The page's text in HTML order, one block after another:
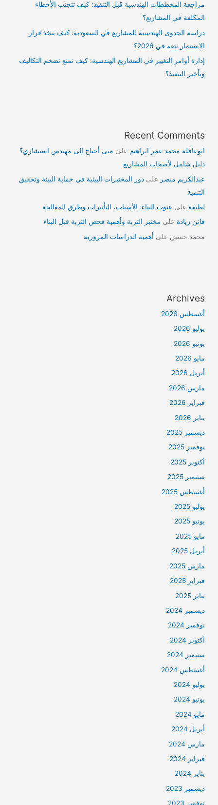
مراجعة المخططات الهندسية قبل التنفيذ: كيف تتجنب الأخطاء
المكلفة في المشاريع؟
دراسة الجدوى الهندسية للمشاريع في السعودية: كيف تتخذ قرار
الاستثمار بثقة في 2026؟
إدارة أوامر التغيير في المشاريع الهندسية: كيف تمنع تضخم التكاليف
وتأخير التنفيذ؟
Recent Comments
ابوعاقله محمد عمر ابراهيم على متى أحتاج إلى مهندس استشاري؟
دليل شامل لأصحاب المشاريع
عبدالكريم منصر علىدور المختبرات البيئية في حماية البيئة وتحقيق
التنمية
لطيفة على عيوب البناء: الأسباب، التأثيرات وطرق المعالجة
فاتن زيادة على مختبر التربة وأهمية فحص التربة قبل البناء
محمد حسين على أهمية الدراسات المرورية
Archives
أغسطس 2026
يوليو 2026
يونيو 2026
مايو 2026
أبريل 2026
مارس 2026
فبراير 2026
يناير 2026
ديسمبر 2025
نوفمبر 2025
أكتوبر 2025
سبتمبر 2025
أغسطس 2025
يوليو 2025
يونيو 2025
مايو 2025
أبريل 2025
مارس 2025
فبراير 2025
يناير 2025
ديسمبر 2024
نوفمبر 2024
أكتوبر 2024
سبتمبر 2024
أغسطس 2024
يوليو 2024
يونيو 2024
مايو 2024
أبريل 2024
مارس 2024
فبراير 2024
يناير 2024
ديسمبر 2023
نوفمبر 2023